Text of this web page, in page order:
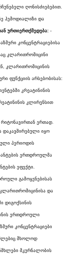
ღონისძიებებით.
ჰემოდიალიზი და
ურთიერთქმედება: -
კონცენტრაციებისა
კლარითრომიცინი
კლარითრომიცინის
ფუნქციის არსებობისას:
კრეატინინის
კლირენსით
ერთად.
დაკავშირებული იყო
პერიოდის
ერთდროულმა
ეფექტი.
გამოყენებისას
და
დიგოქსინის
ერთდროული
კონცენტრაციები
მხოლოდ
მკურნალობის